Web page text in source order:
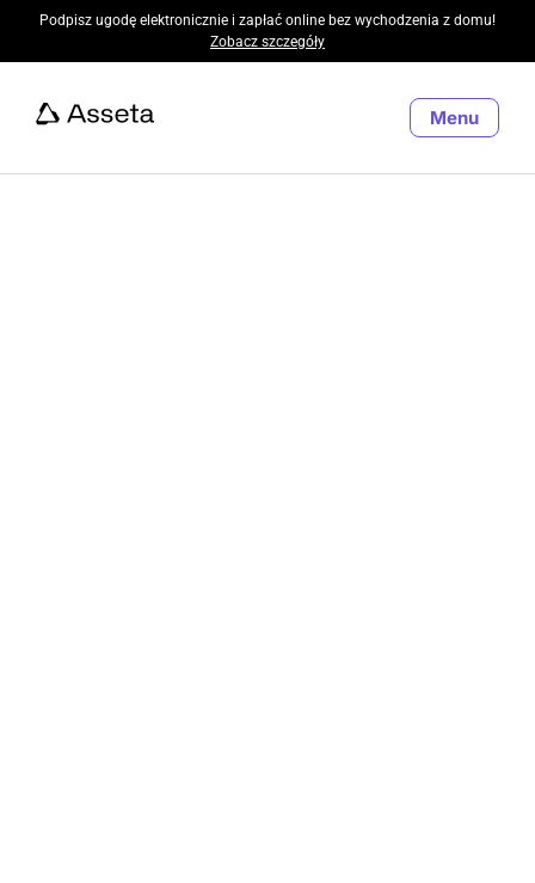
Podpisz ugodę elektronicznie i zapłać online bez wychodzenia z domu!
Zobacz szczegóły
Menu